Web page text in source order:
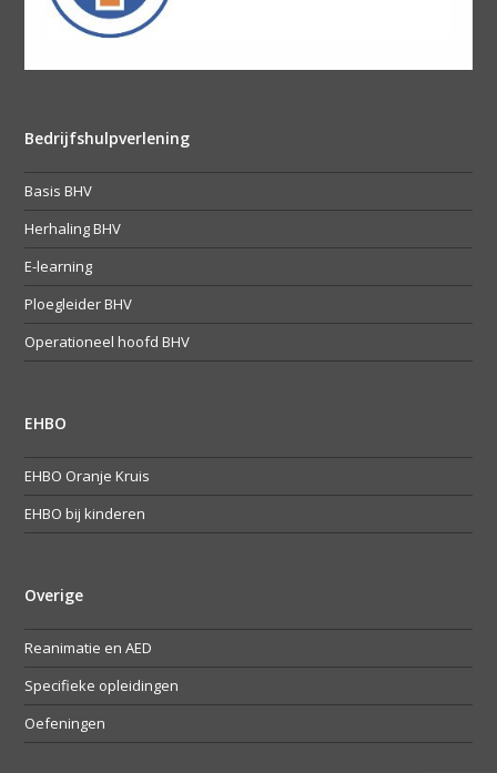
Bedrijfshulpverlening
Basis BHV
Herhaling BHV
E-learning
Ploegleider BHV
Operationeel hoofd BHV
EHBO
EHBO Oranje Kruis
EHBO bij kinderen
Overige
Reanimatie en AED
Specifieke opleidingen
Oefeningen